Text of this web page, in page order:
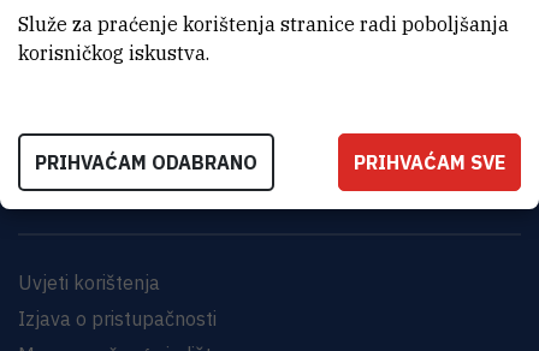
INSTITUT RUĐER BOŠKOVIĆ
Bijenička cesta 54, 10000 Zagreb
Uvjeti korištenja
Izjava o pristupačnosti
Služe za praćenje korištenja stranice radi poboljšanja
korisničkog iskustva.
PRIHVAĆAM ODABRANO PRIHVAĆAM SVE